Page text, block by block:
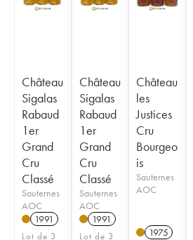
Château
Sigalas
Rabaud
1er
Grand
Cru
Classé
Sauternes
AOC
1991
Lot de 3
Château
Sigalas
Rabaud
1er
Grand
Cru
Classé
Sauternes
AOC
1991
Lot de 3
Château
les
Justices
Cru
Bourgeo
is
Sauternes
AOC
1975